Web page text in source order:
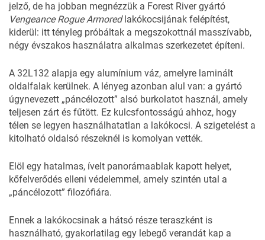
jelző, de ha jobban megnézzük a Forest Rivergyártó
Vengeance Rogue Armoredlakókocsijának felépítést,
kiderül: itt tényleg próbáltak a megszokottnál masszívabb,
négy évszakos használatra alkalmas szerkezetet építeni.
A 32L132 alapja egy alumínium váz, amelyre laminált
oldalfalak kerülnek. A lényeg azonban alul van: a gyártó
úgynevezett „páncélozott” alsó burkolatot használ, amely
teljesen zárt és fűtött. Ez kulcsfontosságú ahhoz, hogy
télen se legyen használhatatlan a lakókocsi. A szigetelést a
kitolható oldalsó részeknél is komolyan vették.
Elöl egy hatalmas, ívelt panorámaablak kapott helyet,
kőfelverődés elleni védelemmel, amely szintén utal a
„páncélozott” filozófiára.
Ennek a lakókocsinak a hátsó része teraszként is
használható, gyakorlatilag egy lebegő verandát kap a